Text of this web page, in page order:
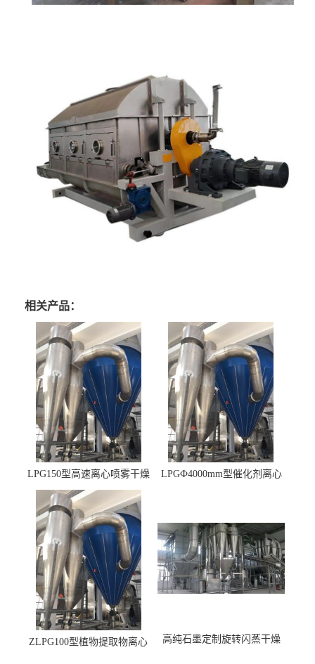
相关产品：
LPG150型高速离心喷雾干燥
机 φ2.85m
LPGФ4000mm型催化剂离心
ZLPG100型植物提取物离心
高纯石墨定制旋转闪蒸干燥